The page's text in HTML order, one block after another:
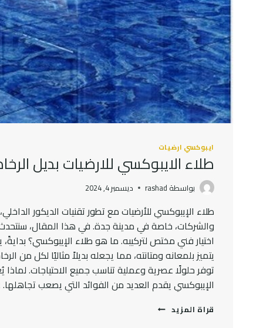
ايبوكسي ارضيات
طلاء الايبوكسي للارضيات بديل
بواسطة rashad ديسمبر 4, 2024
طلاء الإيبوكسي للأرضيات مع تطور تقنيات الديكور
والشركات، خاصة في مدينة جدة. في هذا المقال،
اختيار فني مختص لتركيبه. ما هو طلاء الإيبوكسي؟
يتميز بلمعانه ومتانته، مما يجعله بديلاً مثاليًا لكل
توفر حلولًا عصرية وعملية تناسب جميع الاحتياجات. لماذا
الإيبوكسي يقدم العديد من الفوائد التي يصعب
قراة المزيد طلاء